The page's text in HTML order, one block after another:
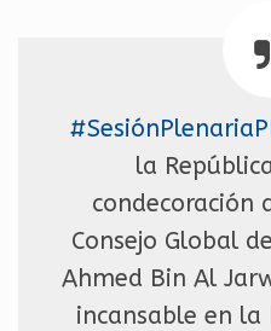
la
condecoración
Consejo Global
Ahmed Bin Al
incansable en la